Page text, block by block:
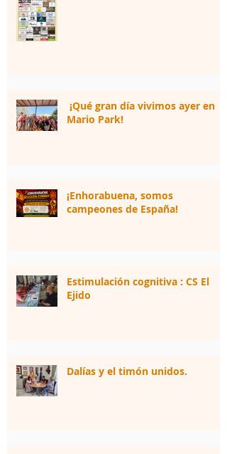
¡Qué gran día vivimos ayer en
Mario Park!
¡Enhorabuena, somos
campeones de España!
Estimulación cognitiva : CS El
Ejido
Dalías y el timón unidos.